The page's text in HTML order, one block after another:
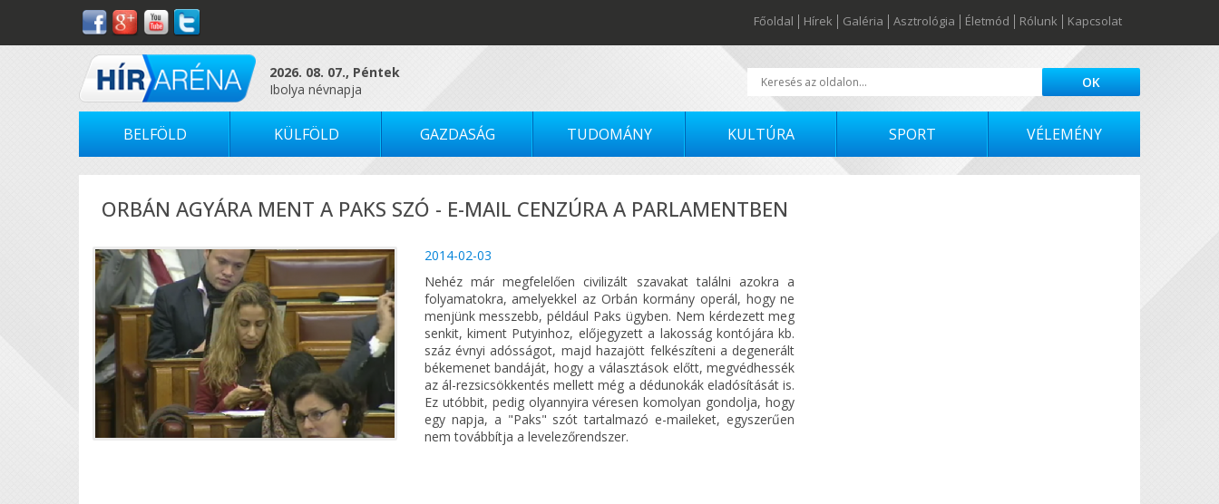
Főoldal Hírek Galéria Asztrológia Életmód Rólunk Kapcsolat
2026. 08. 07., Péntek
Ibolya névnapja
BELFÖLD KÜLFÖLD GAZDASÁG TUDOMÁNY KULTÚRA SPORT VÉLEMÉNY
ORBÁN AGYÁRA MENT A PAKS SZÓ - E-MAIL CENZÚRA A PARLAMENTBEN
2014-02-03
Nehéz már megfelelően civilizált szavakat találni azokra a
folyamatokra, amelyekkel az Orbán kormány operál, hogy ne
menjünk messzebb, például Paks ügyben. Nem kérdezett meg
senkit, kiment Putyinhoz, előjegyzett a lakosság kontójára kb.
száz évnyi adósságot, majd hazajött felkészíteni a degenerált
békemenet bandáját, hogy a választások előtt, megvédhessék
az ál-rezsicsökkentés mellett még a dédunokák eladósítását is.
Ez utóbbit, pedig olyannyira véresen komolyan gondolja, hogy
egy napja, a "Paks" szót tartalmazó e-maileket, egyszerűen
nem továbbítja a levelezőrendszer.